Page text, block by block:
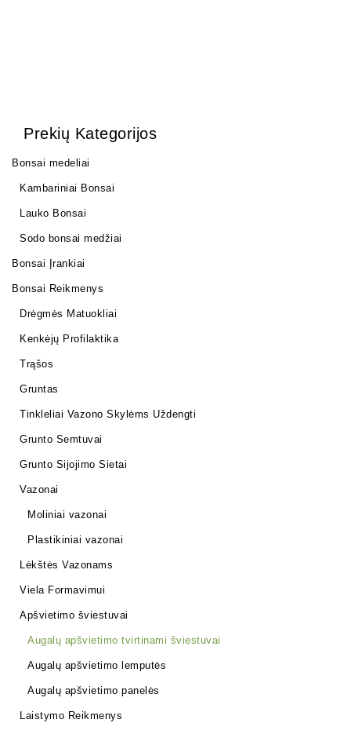
Prekių Kategorijos
Bonsai medeliai
Kambariniai Bonsai
Lauko Bonsai
Sodo bonsai medžiai
Bonsai Įrankiai
Bonsai Reikmenys
Drėgmės Matuokliai
Kenkėjų Profilaktika
Trąšos
Gruntas
Tinkleliai Vazono Skylėms Uždengti
Grunto Semtuvai
Grunto Sijojimo Sietai
Vazonai
Moliniai vazonai
Plastikiniai vazonai
Lėkštės Vazonams
Viela Formavimui
Apšvietimo šviestuvai
Augalų apšvietimo tvirtinami šviestuvai
Augalų apšvietimo lemputės
Augalų apšvietimo panelės
Laistymo Reikmenys